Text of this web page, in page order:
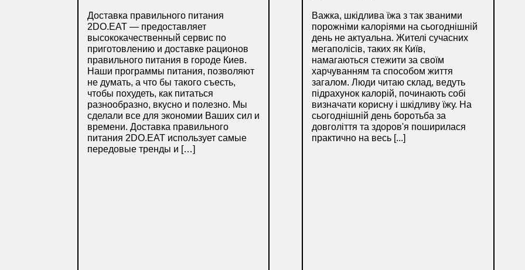
Доставка правильного питания
2DO.EAT — предоставляет
высококачественный сервис по
приготовлению и доставке рационов
правильного питания в городе Киев.
Наши программы питания, позволяют
не думать, а что бы такого съесть,
чтобы похудеть, как питаться
разнообразно, вкусно и полезно. Мы
сделали все для экономии Ваших сил и
времени. Доставка правильного
питания 2DO.EAT использует самые
передовые тренды и […]
Важка, шкідлива їжа з так званими
порожніми калоріями на сьогоднішній
день не актуальна. Жителі сучасних
мегаполісів, таких як Київ,
намагаються стежити за своїм
харчуванням та способом життя
загалом. Люди читаю склад, ведуть
підрахунок калорій, починають собі
визначати корисну і шкідливу їжу. На
сьогоднішній день боротьба за
довголіття та здоров'я поширилася
практично на весь [...]